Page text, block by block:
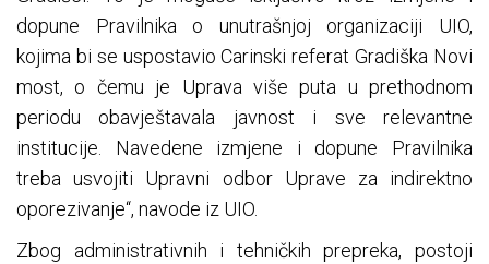
dopune Pravilnika o unutrašnjoj organizaciji UIO,
kojima bi se uspostavio Carinski referat Gradiška Novi
most, o čemu je Uprava više puta u prethodnom
periodu obavještavala javnost i sve relevantne
institucije. Navedene izmjene i dopune Pravilnika
treba usvojiti Upravni odbor Uprave za indirektno
oporezivanje“, navode iz UIO.
Zbog administrativnih i tehničkih prepreka, postoji